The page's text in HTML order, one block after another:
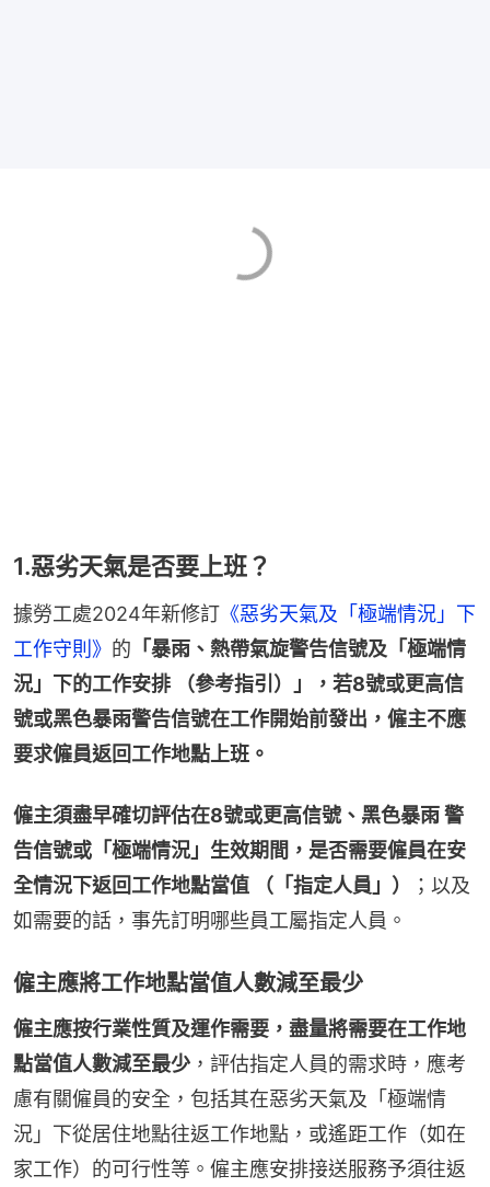
1.惡劣天氣是否要上班？
據勞工處2024年新修訂 《惡劣天氣及「極端情況」下
工作守則》 的 「暴雨、熱帶氣旋警告信號及「極端情
況」下的工作安排 （參考指引）」，若8號或更高信
號或黑色暴雨警告信號在工作開始前發出，僱主不應
要求僱員返回工作地點上班。
僱主須盡早確切評估在8號或更高信號、黑色暴雨 警
告信號或「極端情況」生效期間，是否需要僱員在安
全情況下返回工作地點當值 （「指定人員」）
；以及
如需要的話，事先訂明哪些員工屬指定人員。
僱主應將工作地點當值人數減至最少
僱主應按行業性質及運作需要，盡量將需要在工作地
點當值人數減至最少 ，評估指定人員的需求時，應考
慮有關僱員的安全，包括其在惡劣天氣及「極端情
況」下從居住地點往返工作地點，或遙距工作（如在
家工作）的可行性等。僱主應安排接送服務予須往返